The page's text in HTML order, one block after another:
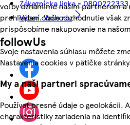
voľby oznámime našim partnerom a
prehliadaní. Vaše rozhodnutie však
prispôsobíme nakupovanie na
Svoje nastavenia súhlasu môžete
Nastavenia cookies v pätičke
My a naši partneri
Používať presné údaje o geolokácii.
charakteristiky zariadenia na
Zákaznícka linka - 0800222333
Výber obchodu
followUs